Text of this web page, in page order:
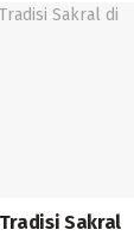
Sakral